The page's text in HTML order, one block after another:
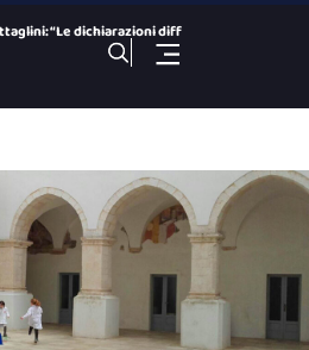
“Le dichiarazioni diff
punta su Taranto: investimento da 1
in casa: indagini sulle cause
in vista dei Giochi del Me
di Partecipazione: puntata
di prestito, poi stop agli aiuti
all’ultima fase: superato l’
Servillo-Girotto-Mangalavite conqu